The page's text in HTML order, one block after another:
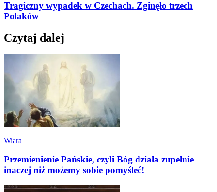
Tragiczny wypadek w Czechach. Zginęło trzech
Polaków
Czytaj dalej
Wiara
Przemienienie Pańskie, czyli Bóg działa zupełnie
inaczej niż możemy sobie pomyśleć!